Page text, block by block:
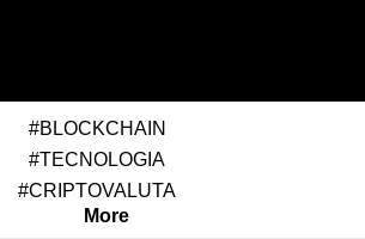
#BLOCKCHAIN
#TECNOLOGIA
#CRIPTOVALUTA
More